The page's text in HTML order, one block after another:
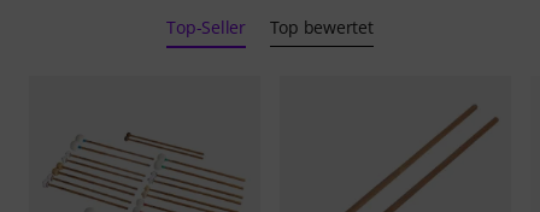
Top-Seller Top bewertet